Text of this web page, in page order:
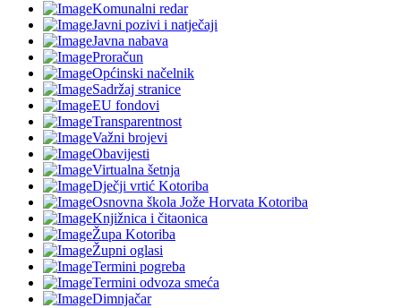
Komunalni redar
Javni pozivi i natječaji
Javna nabava
Proračun
Općinski načelnik
Sadržaj stranice
EU fondovi
Transparentnost
Važni brojevi
Obavijesti
Virtualna šetnja
Dječji vrtić Kotoriba
Osnovna škola Jože Horvata Kotoriba
Knjižnica i čitaonica
Župa Kotoriba
Župni oglasi
Termini pogreba
Termini odvoza smeća
Dimnjačar